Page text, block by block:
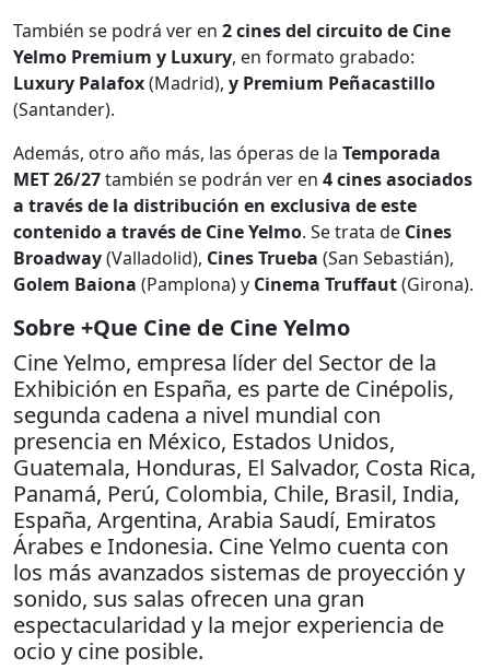
También se podrá ver en 2 cines del circuito de Cine
Yelmo Premium y Luxury, en formato grabado:
Luxury Palafox(Madrid), y Premium Peñacastillo
(Santander).
Además, otro año más, las óperas de la Temporada
MET26/27también se podrán ver en 4 cines asociados
a través de la distribución en exclusiva de este
contenido a través de Cine Yelmo. Se trata de Cines
Broadway(Valladolid), Cines Trueba (San Sebastián),
Golem Baiona (Pamplona) y Cinema Truffaut(Girona).
Sobre +Que Cine de Cine Yelmo
Cine Yelmo, empresa líder del Sector de la
Exhibición en España, es parte de Cinépolis,
segunda cadena a nivel mundial con
presencia en México, Estados Unidos,
Guatemala, Honduras, El Salvador, Costa Rica,
Panamá, Perú, Colombia, Chile, Brasil, India,
España, Argentina, Arabia Saudí, Emiratos
Árabes e Indonesia. Cine Yelmo cuenta con
los más avanzados sistemas de proyección y
sonido, sus salas ofrecen una gran
espectacularidad y la mejor experiencia de
ocio y cine posible.